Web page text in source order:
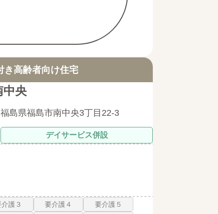
き高齢者向け住宅
中央
福島県福島市南中央3丁目22-3
デイサービス併設
介護３ 要介護４
要介護５